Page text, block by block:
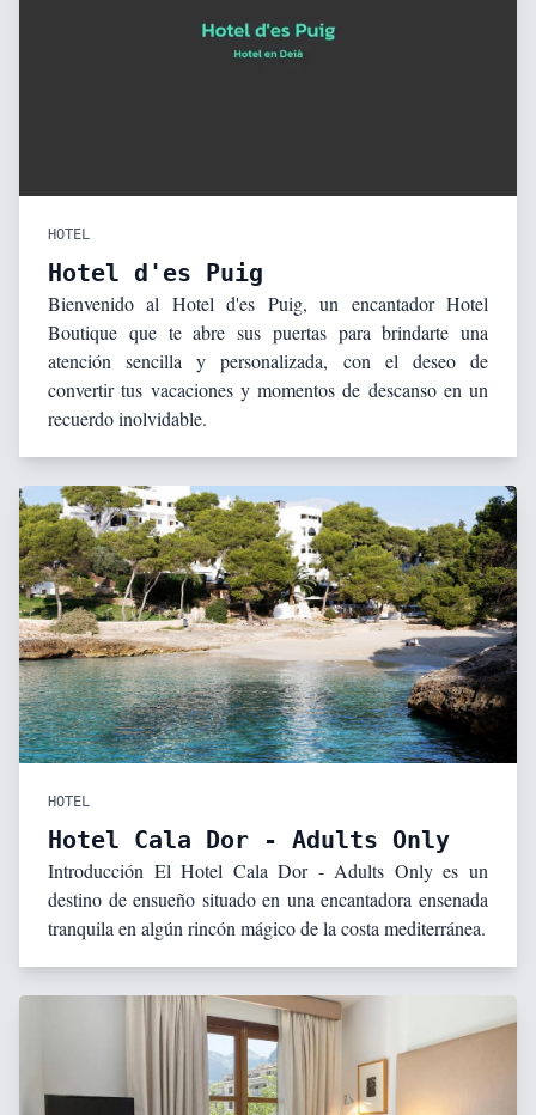
HOTEL
Hotel d'es Puig
Bienvenido al Hotel d'es Puig, un encantador Hotel
Boutique que te abre sus puertas para brindarte una
atención sencilla y personalizada, con el deseo de
convertir tus vacaciones y momentos de descanso en un
recuerdo inolvidable.
HOTEL
Hotel Cala Dor - Adults Only
Introducción El Hotel Cala Dor - Adults Only es un
destino de ensueño situado en una encantadora ensenada
tranquila en algún rincón mágico de la costa mediterránea.